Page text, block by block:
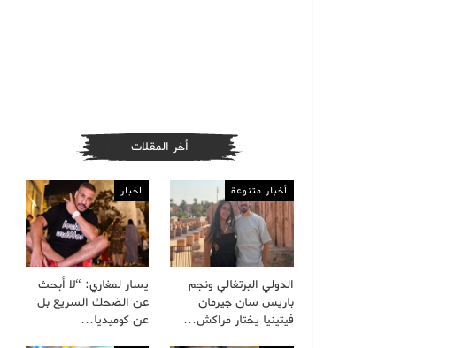
أخر المقلات
أخبار متنوعة
الدولي البرتغالي ونجم
باريس سان جيرمان
فيتينيا يختار مراكش…
اخبار
يسار لمغاري: “لا أبحث
عن الضحك السريع بل
عن كوميديا…